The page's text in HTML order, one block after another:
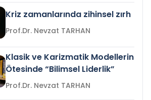
Kriz zamanlarında zihinsel zırh
Prof.Dr. Nevzat TARHAN
Klasik ve Karizmatik Modellerin
Ötesinde “Bilimsel Liderlik”
Prof.Dr. Nevzat TARHAN